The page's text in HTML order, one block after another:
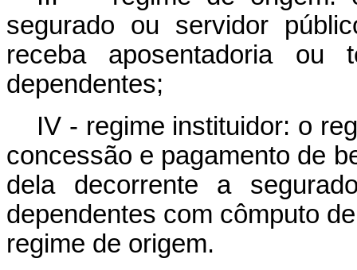
segurado ou servidor
receba aposentadoria ou
dependentes;
IV - regime instituidor: o
concessão e pagamento de
dela decorrente a
dependentes com cômputo
regime de origem.